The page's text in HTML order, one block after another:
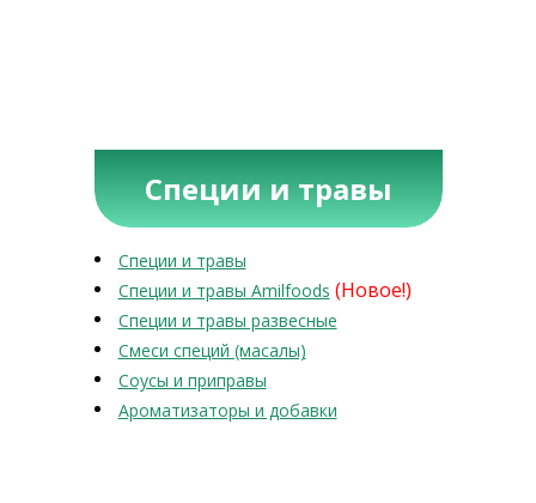
Специи и травы
Специи и травы
Специи и травы Amilfoods (Новое!)
Специи и травы развесные
Смеси специй (масалы)
Соусы и приправы
Ароматизаторы и добавки